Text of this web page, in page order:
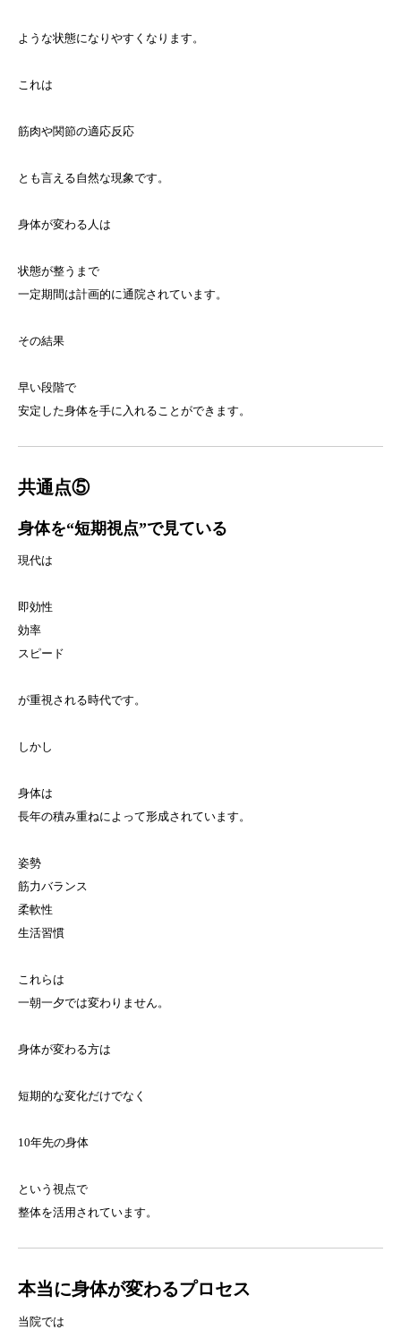
ような状態になりやすくなります。
これは
筋肉や関節の適応反応
とも言える自然な現象です。
身体が変わる人は
状態が整うまで
一定期間は計画的に通院されています。
その結果
早い段階で
安定した身体を手に入れることができます。
共通点⑤
身体を“短期視点”で見ている
現代は
即効性
効率
スピード
が重視される時代です。
しかし
身体は
長年の積み重ねによって形成されています。
姿勢
筋力バランス
柔軟性
生活習慣
これらは
一朝一夕では変わりません。
身体が変わる方は
短期的な変化だけでなく
10年先の身体
という視点で
整体を活用されています。
本当に身体が変わるプロセス
当院では